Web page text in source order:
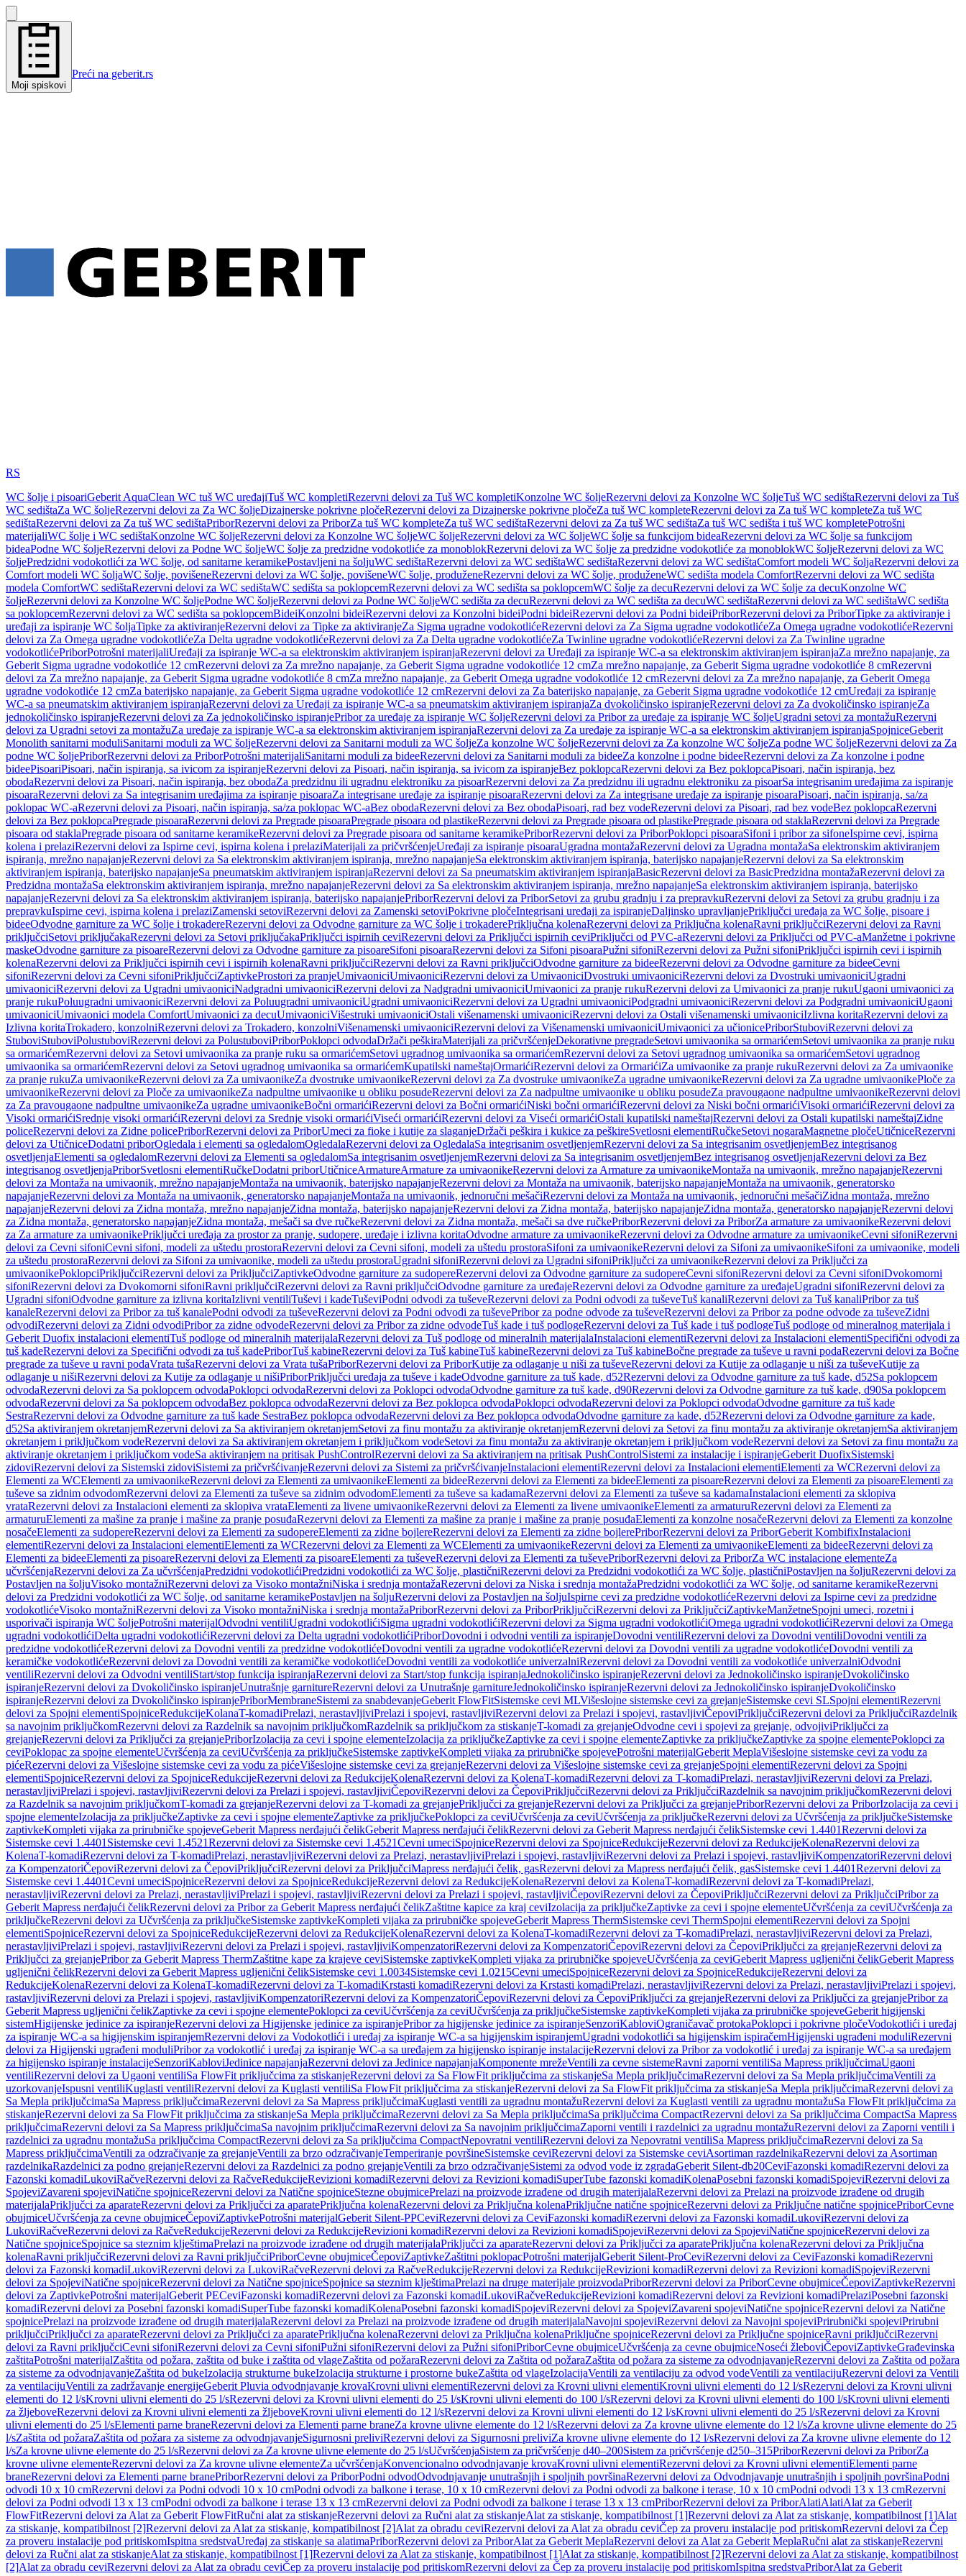
Moji spiskovi
Preći na geberit.rs
RS
WC šolje i pisoariGeberit AquaClean WC tuš WC uređajiTuš WC kompletiRezervni delovi za Tuš WC kompletiKonzolne WC šoljeRezervni delovi za Konzolne WC šoljeTuš WC sedištaRezervni delovi za Tuš
WC sedištaZa WC šoljeRezervni delovi za Za WC šoljeDizajnerske pokrivne pločeRezervni delovi za Dizajnerske pokrivne pločeZa tuš WC kompleteRezervni delovi za Za tuš WC kompleteZa tuš WC
sedištaRezervni delovi za Za tuš WC sedištaPriborRezervni delovi za PriborZa tuš WC kompleteZa tuš WC sedištaRezervni delovi za Za tuš WC sedištaZa tuš WC sedišta i tuš WC kompletePotrošni
materijaliWC šolje i WC sedištaKonzolne WC šoljeRezervni delovi za Konzolne WC šoljeWC šoljeRezervni delovi za WC šoljeWC šolje sa funkcijom bideaRezervni delovi za WC šolje sa funkcijom
bideaPodne WC šoljeRezervni delovi za Podne WC šoljeWC šolje za predzidne vodokotliće za monoblokRezervni delovi za WC šolje za predzidne vodokotliće za monoblokWC šoljeRezervni delovi za WC
šoljePredzidni vodokotlići za WC šolje, od sanitarne keramikePostavljeni na šoljuWC sedištaRezervni delovi za WC sedištaWC sedištaRezervni delovi za WC sedištaComfort modeli WC šoljaRezervni delovi za
Comfort modeli WC šoljaWC šolje, povišeneRezervni delovi za WC šolje, povišeneWC šolje, produženeRezervni delovi za WC šolje, produženeWC sedišta modela ComfortRezervni delovi za WC sedišta
modela ComfortWC sedištaRezervni delovi za WC sedištaWC sedišta sa poklopcemRezervni delovi za WC sedišta sa poklopcemWC šolje za decuRezervni delovi za WC šolje za decuKonzolne WC
šoljeRezervni delovi za Konzolne WC šoljePodne WC šoljeRezervni delovi za Podne WC šoljeWC sedišta za decuRezervni delovi za WC sedišta za decuWC sedištaRezervni delovi za WC sedištaWC sedišta
sa poklopcemRezervni delovi za WC sedišta sa poklopcemBideiKonzolni bideiRezervni delovi za Konzolni bideiPodni bideiRezervni delovi za Podni bideiPriborRezervni delovi za PriborTipke za aktiviranje i
uređaji za ispiranje WC šoljaTipke za aktiviranjeRezervni delovi za Tipke za aktiviranjeZa Sigma ugradne vodokotlićeRezervni delovi za Za Sigma ugradne vodokotlićeZa Omega ugradne vodokotlićeRezervni
delovi za Za Omega ugradne vodokotlićeZa Delta ugradne vodokotlićeRezervni delovi za Za Delta ugradne vodokotlićeZa Twinline ugradne vodokotlićeRezervni delovi za Za Twinline ugradne
vodokotlićePriborPotrošni materijaliUređaji za ispiranje WC-a sa elektronskim aktiviranjem ispiranjaRezervni delovi za Uređaji za ispiranje WC-a sa elektronskim aktiviranjem ispiranjaZa mrežno napajanje, za
Geberit Sigma ugradne vodokotliće 12 cmRezervni delovi za Za mrežno napajanje, za Geberit Sigma ugradne vodokotliće 12 cmZa mrežno napajanje, za Geberit Sigma ugradne vodokotliće 8 cmRezervni
delovi za Za mrežno napajanje, za Geberit Sigma ugradne vodokotliće 8 cmZa mrežno napajanje, za Geberit Omega ugradne vodokotliće 12 cmRezervni delovi za Za mrežno napajanje, za Geberit Omega
ugradne vodokotliće 12 cmZa baterijsko napajanje, za Geberit Sigma ugradne vodokotliće 12 cmRezervni delovi za Za baterijsko napajanje, za Geberit Sigma ugradne vodokotliće 12 cmUređaji za ispiranje
WC-a sa pneumatskim aktiviranjem ispiranjaRezervni delovi za Uređaji za ispiranje WC-a sa pneumatskim aktiviranjem ispiranjaZa dvokoličinsko ispiranjeRezervni delovi za Za dvokoličinsko ispiranjeZa
jednokoličinsko ispiranjeRezervni delovi za Za jednokoličinsko ispiranjePribor za uređaje za ispiranje WC šoljeRezervni delovi za Pribor za uređaje za ispiranje WC šoljeUgradni setovi za montažuRezervni
delovi za Ugradni setovi za montažuZa uređaje za ispiranje WC-a sa elektronskim aktiviranjem ispiranjaRezervni delovi za Za uređaje za ispiranje WC-a sa elektronskim aktiviranjem ispiranjaSpojniceGeberit
Monolith sanitarni moduliSanitarni moduli za WC šoljeRezervni delovi za Sanitarni moduli za WC šoljeZa konzolne WC šoljeRezervni delovi za Za konzolne WC šoljeZa podne WC šoljeRezervni delovi za Za
podne WC šoljePriborRezervni delovi za PriborPotrošni materijaliSanitarni moduli za bideeRezervni delovi za Sanitarni moduli za bideeZa konzolne i podne bideeRezervni delovi za Za konzolne i podne
bideePisoariPisoari, način ispiranja, sa ivicom za ispiranjeRezervni delovi za Pisoari, način ispiranja, sa ivicom za ispiranjeBez poklopcaRezervni delovi za Bez poklopcaPisoari, način ispiranja, bez
obodaRezervni delovi za Pisoari, način ispiranja, bez obodaZa predzidnu ili ugradnu elektroniku za pisoarRezervni delovi za Za predzidnu ili ugradnu elektroniku za pisoarSa integrisanim uređajima za ispiranje
pisoaraRezervni delovi za Sa integrisanim uređajima za ispiranje pisoaraZa integrisane uređaje za ispiranje pisoaraRezervni delovi za Za integrisane uređaje za ispiranje pisoaraPisoari, način ispiranja, sa/za
poklopac WC-aRezervni delovi za Pisoari, način ispiranja, sa/za poklopac WC-aBez obodaRezervni delovi za Bez obodaPisoari, rad bez vodeRezervni delovi za Pisoari, rad bez vodeBez poklopcaRezervni
delovi za Bez poklopcaPregrade pisoaraRezervni delovi za Pregrade pisoaraPregrade pisoara od plastikeRezervni delovi za Pregrade pisoara od plastikePregrade pisoara od staklaRezervni delovi za Pregrade
pisoara od staklaPregrade pisoara od sanitarne keramikeRezervni delovi za Pregrade pisoara od sanitarne keramikePriborRezervni delovi za PriborPoklopci pisoaraSifoni i pribor za sifoneIspirne cevi, ispirna
kolena i prelaziRezervni delovi za Ispirne cevi, ispirna kolena i prelaziMaterijali za pričvršćenjeUređaji za ispiranje pisoaraUgradna montažaRezervni delovi za Ugradna montažaSa elektronskim aktiviranjem
ispiranja, mrežno napajanjeRezervni delovi za Sa elektronskim aktiviranjem ispiranja, mrežno napajanjeSa elektronskim aktiviranjem ispiranja, baterijsko napajanjeRezervni delovi za Sa elektronskim
aktiviranjem ispiranja, baterijsko napajanjeSa pneumatskim aktiviranjem ispiranjaRezervni delovi za Sa pneumatskim aktiviranjem ispiranjaBasicRezervni delovi za BasicPredzidna montažaRezervni delovi za
Predzidna montažaSa elektronskim aktiviranjem ispiranja, mrežno napajanjeRezervni delovi za Sa elektronskim aktiviranjem ispiranja, mrežno napajanjeSa elektronskim aktiviranjem ispiranja, baterijsko
napajanjeRezervni delovi za Sa elektronskim aktiviranjem ispiranja, baterijsko napajanjePriborRezervni delovi za PriborSetovi za grubu gradnju i za prepravkuRezervni delovi za Setovi za grubu gradnju i za
prepravkuIspirne cevi, ispirna kolena i prelaziZamenski setoviRezervni delovi za Zamenski setoviPokrivne pločeIntegrisani uređaji za ispiranjeDaljinsko upravljanjePriključci uređaja za WC šolje, pisoare i
bideeOdvodne garniture za WC šolje i trokadereRezervni delovi za Odvodne garniture za WC šolje i trokaderePriključna kolenaRezervni delovi za Priključna kolenaRavni priključciRezervni delovi za Ravni
priključciSetovi priključakaRezervni delovi za Setovi priključakaPriključci ispirnih ceviRezervni delovi za Priključci ispirnih ceviPriključci od PVC-aRezervni delovi za Priključci od PVC-aManžetne i pokrivne
maskeOdvodne garniture za pisoareRezervni delovi za Odvodne garniture za pisoareSifoni pisoaraRezervni delovi za Sifoni pisoaraPužni sifoniRezervni delovi za Pužni sifoniPriključci ispirnih cevi i ispirnih
kolenaRezervni delovi za Priključci ispirnih cevi i ispirnih kolenaRavni priključciRezervni delovi za Ravni priključciOdvodne garniture za bideeRezervni delovi za Odvodne garniture za bideeCevni
sifoniRezervni delovi za Cevni sifoniPriključciZaptivkeProstori za pranjeUmivaoniciUmivaoniciRezervni delovi za UmivaoniciDvostruki umivaoniciRezervni delovi za Dvostruki umivaoniciUgradni
umivaoniciRezervni delovi za Ugradni umivaoniciNadgradni umivaoniciRezervni delovi za Nadgradni umivaoniciUmivaonici za pranje rukuRezervni delovi za Umivaonici za pranje rukuUgaoni umivaonici za
pranje rukuPoluugradni umivaoniciRezervni delovi za Poluugradni umivaoniciUgradni umivaoniciRezervni delovi za Ugradni umivaoniciPodgradni umivaoniciRezervni delovi za Podgradni umivaoniciUgaoni
umivaoniciUmivaonici modela ComfortUmivaonici za decuUmivaoniciVišestruki umivaoniciOstali višenamenski umivaoniciRezervni delovi za Ostali višenamenski umivaoniciIzlivna koritaRezervni delovi za
Izlivna koritaTrokadero, konzolniRezervni delovi za Trokadero, konzolniVišenamenski umivaoniciRezervni delovi za Višenamenski umivaoniciUmivaonici za učionicePriborStuboviRezervni delovi za
StuboviStuboviPolustuboviRezervni delovi za PolustuboviPriborPoklopci odvodaDržači peškiraMaterijali za pričvršćenjeDekorativne pregradeSetovi umivaonika sa ormarićemSetovi umivaonika za pranje ruku
sa ormarićemRezervni delovi za Setovi umivaonika za pranje ruku sa ormarićemSetovi ugradnog umivaonika sa ormarićemRezervni delovi za Setovi ugradnog umivaonika sa ormarićemSetovi ugradnog
umivaonika sa ormarićemRezervni delovi za Setovi ugradnog umivaonika sa ormarićemKupatilski nameštajOrmarićiRezervni delovi za OrmarićiZa umivaonike za pranje rukuRezervni delovi za Za umivaonike
za pranje rukuZa umivaonikeRezervni delovi za Za umivaonikeZa dvostruke umivaonikeRezervni delovi za Za dvostruke umivaonikeZa ugradne umivaonikeRezervni delovi za Za ugradne umivaonikePloče za
umivaonikeRezervni delovi za Ploče za umivaonikeZa nadpultne umivaonike u obliku posudeRezervni delovi za Za nadpultne umivaonike u obliku posudeZa pravougaone nadpultne umivaonikeRezervni delovi
za Za pravougaone nadpultne umivaonikeZa ugradne umivaonikeBočni ormarićiRezervni delovi za Bočni ormarićiNiski bočni ormarićiRezervni delovi za Niski bočni ormarićiVisoki ormarićiRezervni delovi za
Visoki ormarićiSrednje visoki ormarićiRezervni delovi za Srednje visoki ormarićiViseći ormarićiRezervni delovi za Viseći ormarićiOstali kupatilski nameštajRezervni delovi za Ostali kupatilski nameštajZidne
policeRezervni delovi za Zidne policePriborRezervni delovi za PriborUmeci za fioke i kutije za slaganjeDržači peškira i kukice za peškireSvetlosni elementiRučkeSetovi nogaraMagnetne pločeUtičniceRezervni
delovi za UtičniceDodatni priborOgledala i elementi sa ogledalomOgledalaRezervni delovi za OgledalaSa integrisanim osvetljenjemRezervni delovi za Sa integrisanim osvetljenjemBez integrisanog
osvetljenjaElementi sa ogledalomRezervni delovi za Elementi sa ogledalomSa integrisanim osvetljenjemRezervni delovi za Sa integrisanim osvetljenjemBez integrisanog osvetljenjaRezervni delovi za Bez
integrisanog osvetljenjaPriborSvetlosni elementiRučkeDodatni priborUtičniceArmatureArmature za umivaonikeRezervni delovi za Armature za umivaonikeMontaža na umivaonik, mrežno napajanjeRezervni
delovi za Montaža na umivaonik, mrežno napajanjeMontaža na umivaonik, baterijsko napajanjeRezervni delovi za Montaža na umivaonik, baterijsko napajanjeMontaža na umivaonik, generatorsko
napajanjeRezervni delovi za Montaža na umivaonik, generatorsko napajanjeMontaža na umivaonik, jednoručni mešačiRezervni delovi za Montaža na umivaonik, jednoručni mešačiZidna montaža, mrežno
napajanjeRezervni delovi za Zidna montaža, mrežno napajanjeZidna montaža, baterijsko napajanjeRezervni delovi za Zidna montaža, baterijsko napajanjeZidna montaža, generatorsko napajanjeRezervni delovi
za Zidna montaža, generatorsko napajanjeZidna montaža, mešači sa dve ručkeRezervni delovi za Zidna montaža, mešači sa dve ručkePriborRezervni delovi za PriborZa armature za umivaonikeRezervni delovi
za Za armature za umivaonikePriključci uređaja za prostor za pranje, sudopere, uređaje i izlivna koritaOdvodne armature za umivaonikeRezervni delovi za Odvodne armature za umivaonikeCevni sifoniRezervni
delovi za Cevni sifoniCevni sifoni, modeli za uštedu prostoraRezervni delovi za Cevni sifoni, modeli za uštedu prostoraSifoni za umivaonikeRezervni delovi za Sifoni za umivaonikeSifoni za umivaonike, modeli
za uštedu prostoraRezervni delovi za Sifoni za umivaonike, modeli za uštedu prostoraUgradni sifoniRezervni delovi za Ugradni sifoniPriključci za umivaonikeRezervni delovi za Priključci za
umivaonikePoklopciPriključciRezervni delovi za PriključciZaptivkeOdvodne garniture za sudopereRezervni delovi za Odvodne garniture za sudopereCevni sifoniRezervni delovi za Cevni sifoniDvokomorni
sifoniRezervni delovi za Dvokomorni sifoniRavni priključciRezervni delovi za Ravni priključciOdvodne garniture za uređajeRezervni delovi za Odvodne garniture za uređajeUgradni sifoniRezervni delovi za
Ugradni sifoniOdvodne garniture za izlivna koritaIzlivni ventiliTuševi i kadeTuševiPodni odvodi za tuševeRezervni delovi za Podni odvodi za tuševeTuš kanaliRezervni delovi za Tuš kanaliPribor za tuš
kanaleRezervni delovi za Pribor za tuš kanalePodni odvodi za tuševeRezervni delovi za Podni odvodi za tuševePribor za podne odvode za tuševeRezervni delovi za Pribor za podne odvode za tuševeZidni
odvodiRezervni delovi za Zidni odvodiPribor za zidne odvodeRezervni delovi za Pribor za zidne odvodeTuš kade i tuš podlogeRezervni delovi za Tuš kade i tuš podlogeTuš podloge od mineralnog materijala i
Geberit Duofix instalacioni elementiTuš podloge od mineralnih materijalaRezervni delovi za Tuš podloge od mineralnih materijalaInstalacioni elementiRezervni delovi za Instalacioni elementiSpecifični odvodi za
tuš kadeRezervni delovi za Specifični odvodi za tuš kadePriborTuš kabineRezervni delovi za Tuš kabineTuš kabineRezervni delovi za Tuš kabineBočne pregrade za tuševe u ravni podaRezervni delovi za Bočne
pregrade za tuševe u ravni podaVrata tušaRezervni delovi za Vrata tušaPriborRezervni delovi za PriborKutije za odlaganje u niši za tuševeRezervni delovi za Kutije za odlaganje u niši za tuševeKutije za
odlaganje u nišiRezervni delovi za Kutije za odlaganje u nišiPriborPriključci uređaja za tuševe i kadeOdvodne garniture za tuš kade, d52Rezervni delovi za Odvodne garniture za tuš kade, d52Sa poklopcem
odvodaRezervni delovi za Sa poklopcem odvodaPoklopci odvodaRezervni delovi za Poklopci odvodaOdvodne garniture za tuš kade, d90Rezervni delovi za Odvodne garniture za tuš kade, d90Sa poklopcem
odvodaRezervni delovi za Sa poklopcem odvodaBez poklopca odvodaRezervni delovi za Bez poklopca odvodaPoklopci odvodaRezervni delovi za Poklopci odvodaOdvodne garniture za tuš kade
SestraRezervni delovi za Odvodne garniture za tuš kade SestraBez poklopca odvodaRezervni delovi za Bez poklopca odvodaOdvodne garniture za kade, d52Rezervni delovi za Odvodne garniture za kade,
d52Sa aktiviranjem okretanjemRezervni delovi za Sa aktiviranjem okretanjemSetovi za finu montažu za aktiviranje okretanjemRezervni delovi za Setovi za finu montažu za aktiviranje okretanjemSa aktiviranjem
okretanjem i priključkom vodeRezervni delovi za Sa aktiviranjem okretanjem i priključkom vodeSetovi za finu montažu za aktiviranje okretanjem i priključkom vodeRezervni delovi za Setovi za finu montažu za
aktiviranje okretanjem i priključkom vodeSa aktiviranjem na pritisak PushControlRezervni delovi za Sa aktiviranjem na pritisak PushControlSistemi za instalacije i ispiranjeGeberit DuofixSistemski
zidoviRezervni delovi za Sistemski zidoviSistemi za pričvršćivanjeRezervni delovi za Sistemi za pričvršćivanjeInstalacioni elementiRezervni delovi za Instalacioni elementiElementi za WCRezervni delovi za
Elementi za WCElementi za umivaonikeRezervni delovi za Elementi za umivaonikeElementi za bideeRezervni delovi za Elementi za bideeElementi za pisoareRezervni delovi za Elementi za pisoareElementi za
tuševe sa zidnim odvodomRezervni delovi za Elementi za tuševe sa zidnim odvodomElementi za tuševe sa kadamaRezervni delovi za Elementi za tuševe sa kadamaInstalacioni elementi za sklopiva
vrataRezervni delovi za Instalacioni elementi za sklopiva vrataElementi za livene umivaonikeRezervni delovi za Elementi za livene umivaonikeElementi za armaturuRezervni delovi za Elementi za
armaturuElementi za mašine za pranje i mašine za pranje posuđaRezervni delovi za Elementi za mašine za pranje i mašine za pranje posuđaElementi za konzolne nosačeRezervni delovi za Elementi za konzolne
nosačeElementi za sudopereRezervni delovi za Elementi za sudopereElementi za zidne bojlereRezervni delovi za Elementi za zidne bojlerePriborRezervni delovi za PriborGeberit KombifixInstalacioni
elementiRezervni delovi za Instalacioni elementiElementi za WCRezervni delovi za Elementi za WCElementi za umivaonikeRezervni delovi za Elementi za umivaonikeElementi za bideeRezervni delovi za
Elementi za bideeElementi za pisoareRezervni delovi za Elementi za pisoareElementi za tuševeRezervni delovi za Elementi za tuševePriborRezervni delovi za PriborZa WC instalacione elementeZa
učvršćenjaRezervni delovi za Za učvršćenjaPredzidni vodokotlićiPredzidni vodokotlići za WC šolje, plastičniRezervni delovi za Predzidni vodokotlići za WC šolje, plastičniPostavljen na šoljuRezervni delovi za
Postavljen na šoljuVisoko montažniRezervni delovi za Visoko montažniNiska i srednja montažaRezervni delovi za Niska i srednja montažaPredzidni vodokotlići za WC šolje, od sanitarne keramikeRezervni
delovi za Predzidni vodokotlići za WC šolje, od sanitarne keramikePostavljen na šoljuRezervni delovi za Postavljen na šoljuIspirne cevi za predzidne vodokotlićeRezervni delovi za Ispirne cevi za predzidne
vodokotlićeVisoko montažniRezervni delovi za Visoko montažniNiska i srednja montažaPriborRezervni delovi za PriborPriključciRezervni delovi za PriključciZaptivkeManžetneSpojni umeci, rozetni i
usporivači ispiranja WC šoljePotrošni materijalOdvodni ventiliUgradni vodokotlićiSigma ugradni vodokotlićiRezervni delovi za Sigma ugradni vodokotlićiOmega ugradni vodokotlićiRezervni delovi za Omega
ugradni vodokotlićiDelta ugradni vodokotlićiRezervni delovi za Delta ugradni vodokotlićiPriborDovodni i odvodni ventili za ispiranjeDovodni ventiliRezervni delovi za Dovodni ventiliDovodni ventili za
predzidne vodokotlićeRezervni delovi za Dovodni ventili za predzidne vodokotlićeDovodni ventili za ugradne vodokotlićeRezervni delovi za Dovodni ventili za ugradne vodokotlićeDovodni ventili za
keramičke vodokotlićeRezervni delovi za Dovodni ventili za keramičke vodokotlićeDovodni ventili za vodokotliće univerzalniRezervni delovi za Dovodni ventili za vodokotliće univerzalniOdvodni
ventiliRezervni delovi za Odvodni ventiliStart/stop funkcija ispiranjaRezervni delovi za Start/stop funkcija ispiranjaJednokoličinsko ispiranjeRezervni delovi za Jednokoličinsko ispiranjeDvokoličinsko
ispiranjeRezervni delovi za Dvokoličinsko ispiranjeUnutrašnje garnitureRezervni delovi za Unutrašnje garnitureJednokoličinsko ispiranjeRezervni delovi za Jednokoličinsko ispiranjeDvokoličinsko
ispiranjeRezervni delovi za Dvokoličinsko ispiranjePriborMembraneSistemi za snabdevanjeGeberit FlowFitSistemske cevi MLVišeslojne sistemske cevi za grejanjeSistemske cevi SLSpojni elementiRezervni
delovi za Spojni elementiSpojniceRedukcijeKolanaT-komadiPrelazi, nerastavljiviPrelazi i spojevi, rastavljiviRezervni delovi za Prelazi i spojevi, rastavljiviČepoviPriključciRezervni delovi za PriključciRazdelnik
sa navojnim priključkomRezervni delovi za Razdelnik sa navojnim priključkomRazdelnik sa priključkom za stiskanjeT-komadi za grejanjeOdvodne cevi i spojevi za grejanje, odvojiviPriključci za
grejanjeRezervni delovi za Priključci za grejanjePriborIzolacija za cevi i spojne elementeIzolacija za priključkeZaptivke za cevi i spojne elementeZaptivke za priključkeZaptivke za spojne elementePoklopci za
ceviPoklopac za spojne elementeUčvršćenja za ceviUčvršćenja za priključkeSistemske zaptivkeKompleti vijaka za prirubničke spojevePotrošni materijalGeberit MeplaVišeslojne sistemske cevi za vodu za
pićeRezervni delovi za Višeslojne sistemske cevi za vodu za pićeVišeslojne sistemske cevi za grejanjeRezervni delovi za Višeslojne sistemske cevi za grejanjeSpojni elementiRezervni delovi za Spojni
elementiSpojniceRezervni delovi za SpojniceRedukcijeRezervni delovi za RedukcijeKolenaRezervni delovi za KolenaT-komadiRezervni delovi za T-komadiPrelazi, nerastavljiviRezervni delovi za Prelazi,
nerastavljiviPrelazi i spojevi, rastavljiviRezervni delovi za Prelazi i spojevi, rastavljiviČepoviRezervni delovi za ČepoviPriključciRezervni delovi za PriključciRazdelnik sa navojnim priključkomRezervni delovi
za Razdelnik sa navojnim priključkomT-komadi za grejanjeRezervni delovi za T-komadi za grejanjePriključci za grejanjeRezervni delovi za Priključci za grejanjePriborRezervni delovi za PriborIzolacija za cevi i
spojne elementeIzolacija za priključkeZaptivke za cevi i spojne elementeZaptivke za priključkePoklopci za ceviUčvršćenja za ceviUčvršćenja za priključkeRezervni delovi za Učvršćenja za priključkeSistemske
zaptivkeKompleti vijaka za prirubničke spojeveGeberit Mapress nerđajući čelikGeberit Mapress nerđajući čelikRezervni delovi za Geberit Mapress nerđajući čelikSistemske cevi 1.4401Rezervni delovi za
Sistemske cevi 1.4401 Sistemske cevi 1.4521Rezervni delovi za Sistemske cevi 1.4521Cevni umeciSpojniceRezervni delovi za SpojniceRedukcijeRezervni delovi za RedukcijeKolenaRezervni delovi za
KolenaT-komadiRezervni delovi za T-komadiPrelazi, nerastavljiviRezervni delovi za Prelazi, nerastavljiviPrelazi i spojevi, rastavljiviRezervni delovi za Prelazi i spojevi, rastavljiviKompenzatoriRezervni delovi
za KompenzatoriČepoviRezervni delovi za ČepoviPriključciRezervni delovi za PriključciMapress nerđajući čelik, gasRezervni delovi za Mapress nerđajući čelik, gasSistemske cevi 1.4401Rezervni delovi za
Sistemske cevi 1.4401Cevni umeciSpojniceRezervni delovi za SpojniceRedukcijeRezervni delovi za RedukcijeKolenaRezervni delovi za KolenaT-komadiRezervni delovi za T-komadiPrelazi,
nerastavljiviRezervni delovi za Prelazi, nerastavljiviPrelazi i spojevi, rastavljiviRezervni delovi za Prelazi i spojevi, rastavljiviČepoviRezervni delovi za ČepoviPriključciRezervni delovi za PriključciPribor za
Geberit Mapress nerđajući čelikRezervni delovi za Pribor za Geberit Mapress nerđajući čelikZaštitne kapice za kraj ceviIzolacija za priključkeZaptivke za cevi i spojne elementeUčvršćenja za ceviUčvršćenja za
priključkeRezervni delovi za Učvršćenja za priključkeSistemske zaptivkeKompleti vijaka za prirubničke spojeveGeberit Mapress ThermSistemske cevi ThermSpojni elementiRezervni delovi za Spojni
elementiSpojniceRezervni delovi za SpojniceRedukcijeRezervni delovi za RedukcijeKolenaRezervni delovi za KolenaT-komadiRezervni delovi za T-komadiPrelazi, nerastavljiviRezervni delovi za Prelazi,
nerastavljiviPrelazi i spojevi, rastavljiviRezervni delovi za Prelazi i spojevi, rastavljiviKompenzatoriRezervni delovi za KompenzatoriČepoviRezervni delovi za ČepoviPriključci za grejanjeRezervni delovi za
Priključci za grejanjePribor za Geberit Mapress ThermZaštitne kape za krajeve ceviSistemske zaptivkeKompleti vijaka za prirubničke spojeveUčvršćenja za ceviGeberit Mapress ugljenični čelikGeberit Mapress
ugljenični čelikRezervni delovi za Geberit Mapress ugljenični čelikSistemske cevi 1.0034Sistemske cevi 1.0215Cevni umeciSpojniceRezervni delovi za SpojniceRedukcijeRezervni delovi za
RedukcijeKolenaRezervni delovi za KolenaT-komadiRezervni delovi za T-komadiKrstasti komadiRezervni delovi za Krstasti komadiPrelazi, nerastavljiviRezervni delovi za Prelazi, nerastavljiviPrelazi i spojevi,
rastavljiviRezervni delovi za Prelazi i spojevi, rastavljiviKompenzatoriRezervni delovi za KompenzatoriČepoviRezervni delovi za ČepoviPriključci za grejanjeRezervni delovi za Priključci za grejanjePribor za
Geberit Mapress ugljenični čelikZaptivke za cevi i spojne elementePoklopci za ceviUčvršćenja za ceviUčvršćenja za priključkeSistemske zaptivkeKompleti vijaka za prirubničke spojeveGeberit higijenski
sistemHigijenske jedinice za ispiranjeRezervni delovi za Higijenske jedinice za ispiranjePribor za higijenske jedinice za ispiranjeSenzoriKabloviOgraničavač protokaPoklopci i pokrivne pločeVodokotlići i uređaj
za ispiranje WC-a sa higijenskim ispiranjemRezervni delovi za Vodokotlići i uređaj za ispiranje WC-a sa higijenskim ispiranjemUgradni vodokotlići sa higijenskim ispiračemHigijenski ugrađeni moduliRezervni
delovi za Higijenski ugrađeni moduliPribor za vodokotlić i uređaj za ispiranje WC-a sa uređajem za higijensko ispiranje instalacijeRezervni delovi za Pribor za vodokotlić i uređaj za ispiranje WC-a sa uređajem
za higijensko ispiranje instalacijeSenzoriKabloviJedinice napajanjaRezervni delovi za Jedinice napajanjaKomponente mrežeVentili za cevne sistemeRavni zaporni ventiliSa Mapress priključcimaUgaoni
ventiliRezervni delovi za Ugaoni ventiliSa FlowFit priključcima za stiskanjeRezervni delovi za Sa FlowFit priključcima za stiskanjeSa Mepla priključcimaRezervni delovi za Sa Mepla priključcimaVentili za
uzorkovanjeIspusni ventiliKuglasti ventiliRezervni delovi za Kuglasti ventiliSa FlowFit priključcima za stiskanjeRezervni delovi za Sa FlowFit priključcima za stiskanjeSa Mepla priključcimaRezervni delovi za
Sa Mepla priključcimaSa Mapress priključcimaRezervni delovi za Sa Mapress priključcimaKuglasti ventili za ugradnu montažuRezervni delovi za Kuglasti ventili za ugradnu montažuSa FlowFit priključcima za
stiskanjeRezervni delovi za Sa FlowFit priključcima za stiskanjeSa Mepla priključcimaRezervni delovi za Sa Mepla priključcimaSa priključcima CompactRezervni delovi za Sa priključcima CompactSa Mapress
priključcimaRezervni delovi za Sa Mapress priključcimaSa navojnim priključcimaRezervni delovi za Sa navojnim priključcimaZaporni ventili i razdelnici za ugradnu montažuRezervni delovi za Zaporni ventili i
razdelnici za ugradnu montažuSa priključcima CompactRezervni delovi za Sa priključcima CompactNepovratni ventiliRezervni delovi za Nepovratni ventiliSa Mapress priključcimaRezervni delovi za Sa
Mapress priključcimaVentili za odzračivanje za grejanjeVentili za brzo odzračivanjeTemperiranje površineSistemske ceviRezervni delovi za Sistemske ceviAsortiman razdelnikaRezervni delovi za Asortiman
razdelnikaRazdelnici za podno grejanjeRezervni delovi za Razdelnici za podno grejanjeVentili za brzo odzračivanjeSistemi za odvod vode iz zgradaGeberit Silent-db20CeviFazonski komadiRezervni delovi za
Fazonski komadiLukoviRačveRezervni delovi za RačveRedukcijeRevizioni komadiRezervni delovi za Revizioni komadiSuperTube fazonski komadiKolenaPosebni fazonski komadiSpojeviRezervni delovi za
SpojeviZavareni spojeviNatične spojniceRezervni delovi za Natične spojniceStezne obujmicePrelazi na proizvode izrađene od drugih materijalaRezervni delovi za Prelazi na proizvode izrađene od drugih
materijalaPriključci za aparateRezervni delovi za Priključci za aparatePriključna kolenaRezervni delovi za Priključna kolenaPriključne natične spojniceRezervni delovi za Priključne natične spojnicePriborCevne
obujmiceUčvršćenja za cevne obujmiceČepoviZaptivkePotrošni materijalGeberit Silent-PPCeviRezervni delovi za CeviFazonski komadiRezervni delovi za Fazonski komadiLukoviRezervni delovi za
LukoviRačveRezervni delovi za RačveRedukcijeRezervni delovi za RedukcijeRevizioni komadiRezervni delovi za Revizioni komadiSpojeviRezervni delovi za SpojeviNatične spojniceRezervni delovi za
Natične spojniceSpojnice sa steznim klještimaPrelazi na proizvode izrađene od drugih materijalaPriključci za aparateRezervni delovi za Priključci za aparatePriključna kolenaRezervni delovi za Priključna
kolenaRavni priključciRezervni delovi za Ravni priključciPriborCevne obujmiceČepoviZaptivkeZaštitni poklopacPotrošni materijalGeberit Silent-ProCeviRezervni delovi za CeviFazonski komadiRezervni
delovi za Fazonski komadiLukoviRezervni delovi za LukoviRačveRezervni delovi za RačveRedukcijeRezervni delovi za RedukcijeRevizioni komadiRezervni delovi za Revizioni komadiSpojeviRezervni
delovi za SpojeviNatične spojniceRezervni delovi za Natične spojniceSpojnice sa steznim klještimaPrelazi na druge materijale proizvodaPriborRezervni delovi za PriborCevne obujmiceČepoviZaptivkeRezervni
delovi za ZaptivkePotrošni materijalGeberit PECeviFazonski komadiRezervni delovi za Fazonski komadiLukoviRačveRedukcijeRevizioni komadiRezervni delovi za Revizioni komadiPrelaziPosebni fazonski
komadiRezervni delovi za Posebni fazonski komadiSuperTube fazonski komadiKolenaPosebni fazonski komadiSpojeviRezervni delovi za SpojeviZavareni spojeviNatične spojniceRezervni delovi za Natične
spojnicePrelazi na proizvode izrađene od drugih materijalaRezervni delovi za Prelazi na proizvode izrađene od drugih materijalaNavojni spojeviRezervni delovi za Navojni spojeviPrirubnički spojeviPrirubni
priključciPriključci za aparateRezervni delovi za Priključci za aparatePriključna kolenaRezervni delovi za Priključna kolenaPriključne spojniceRezervni delovi za Priključne spojniceRavni priključciRezervni
delovi za Ravni priključciCevni sifoniRezervni delovi za Cevni sifoniPužni sifoniRezervni delovi za Pužni sifoniPriborCevne obujmiceUčvršćenja za cevne obujmiceNoseći žleboviČepoviZaptivkeGrađevinska
zaštitaPotrošni materijalZaštita od požara, zaštita od buke i zaštita od vlageZaštita od požaraRezervni delovi za Zaštita od požaraZaštita od požara za sisteme za odvodnjavanjeRezervni delovi za Zaštita od požara
za sisteme za odvodnjavanjeZaštita od bukeIzolacija strukturne bukeIzolacija strukturne i prostorne bukeZaštita od vlageIzolacijaVentili za ventilaciju za odvod vodeVentili za ventilacijuRezervni delovi za Ventili
za ventilacijuVentili za zadržavanje energijeGeberit Pluvia odvodnjavanje krovaKrovni ulivni elementiRezervni delovi za Krovni ulivni elementiKrovni ulivni elementi do 12 l/sRezervni delovi za Krovni ulivni
elementi do 12 l/sKrovni ulivni elementi do 25 l/sRezervni delovi za Krovni ulivni elementi do 25 l/sKrovni ulivni elementi do 100 l/sRezervni delovi za Krovni ulivni elementi do 100 l/sKrovni ulivni elementi
za žljeboveRezervni delovi za Krovni ulivni elementi za žljeboveKrovni ulivni elementi do 12 l/sRezervni delovi za Krovni ulivni elementi do 12 l/sKrovni ulivni elementi do 25 l/sRezervni delovi za Krovni
ulivni elementi do 25 l/sElementi parne braneRezervni delovi za Elementi parne braneZa krovne ulivne elemente do 12 l/sRezervni delovi za Za krovne ulivne elemente do 12 l/sZa krovne ulivne elemente do 25
l/sZaštita od požaraZaštita od požara za sisteme za odvodnjavanjeSigurnosni preliviRezervni delovi za Sigurnosni preliviZa krovne ulivne elemente do 12 l/sRezervni delovi za Za krovne ulivne elemente do 12
l/sZa krovne ulivne elemente do 25 l/sRezervni delovi za Za krovne ulivne elemente do 25 l/sUčvršćenjaSistem za pričvršćenje d40–200Sistem za pričvršćenje d250–315PriborRezervni delovi za PriborZa
krovne ulivne elementeRezervni delovi za Za krovne ulivne elementeZa učvršćenjaKonvencionalno odvodnjavanje krovaKrovni ulivni elementiRezervni delovi za Krovni ulivni elementiElementi parne
braneRezervni delovi za Elementi parne branePriborRezervni delovi za PriborPodni odvodOdvodnjavanje unutrašnjih i spoljnih površinaRezervni delovi za Odvodnjavanje unutrašnjih i spoljnih površinaPodni
odvodi 10 x 10 cmRezervni delovi za Podni odvodi 10 x 10 cmPodni odvodi za balkone i terase, 10 x 10 cmRezervni delovi za Podni odvodi za balkone i terase, 10 x 10 cmPodni odvodi 13 x 13 cmRezervni
delovi za Podni odvodi 13 x 13 cmPodni odvodi za balkone i terase 13 x 13 cmRezervni delovi za Podni odvodi za balkone i terase 13 x 13 cmPriborRezervni delovi za PriborAlatiAlatiAlat za Geberit
FlowFitRezervni delovi za Alat za Geberit FlowFitRučni alat za stiskanjeRezervni delovi za Ručni alat za stiskanjeAlat za stiskanje, kompatibilnost [1]Rezervni delovi za Alat za stiskanje, kompatibilnost [1]Alat
za stiskanje, kompatibilnost [2]Rezervni delovi za Alat za stiskanje, kompatibilnost [2]Alat za obradu ceviRezervni delovi za Alat za obradu ceviČep za proveru instalacije pod pritiskomRezervni delovi za Čep
za proveru instalacije pod pritiskomIspitna sredstvaUređaj za stiskanje sa alatimaPriborRezervni delovi za PriborAlat za Geberit MeplaRezervni delovi za Alat za Geberit MeplaRučni alat za stiskanjeRezervni
delovi za Ručni alat za stiskanjeAlat za stiskanje, kompatibilnost [1]Rezervni delovi za Alat za stiskanje, kompatibilnost [1]Alat za stiskanje, kompatibilnost [2]Rezervni delovi za Alat za stiskanje, kompatibilnost
[2]Alat za obradu ceviRezervni delovi za Alat za obradu ceviČep za proveru instalacije pod pritiskomRezervni delovi za Čep za proveru instalacije pod pritiskomIspitna sredstvaPriborAlat za Geberit